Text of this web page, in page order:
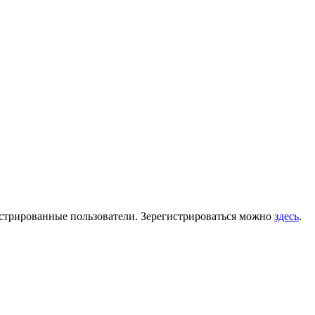
пользователи. Зерегистрироваться можно здесь.